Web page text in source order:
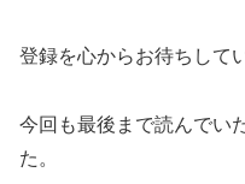
登録を心からお待ちして
今回も最後まで読んでい
た。